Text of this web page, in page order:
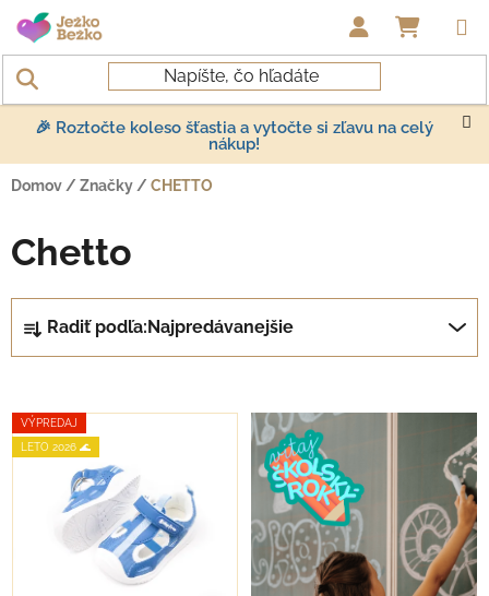
Prejsť na obsah
🎉 Roztočte koleso šťastia a vytočte si zľavu na celý
nákup!
Domov / Značky / CHETTO
Chetto
Radenie produktov
Radiť podľa: Najpredávanejšie
Výpis produktov
VÝPREDAJ
LETO 2026 🌊